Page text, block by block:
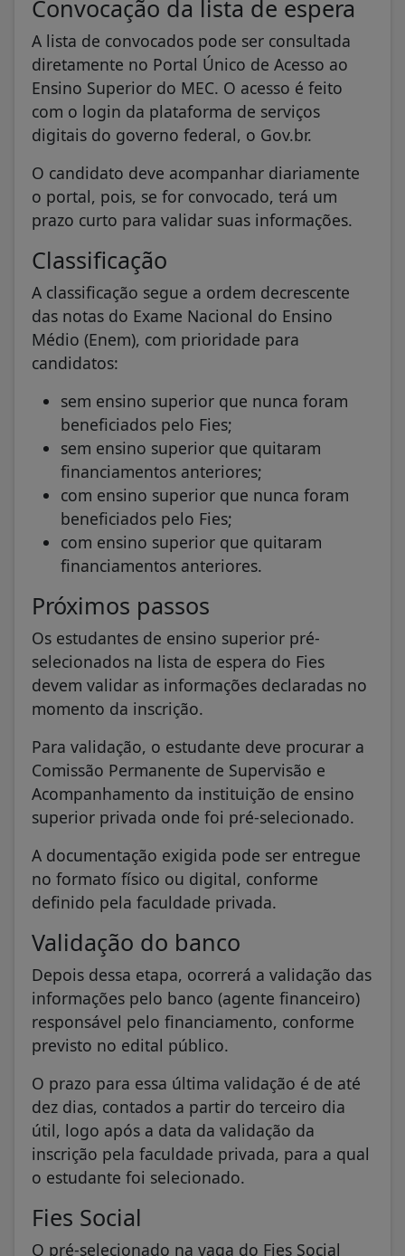
Convocação da lista de espera
A lista de convocados pode ser consultada
diretamente no Portal Único de Acesso ao
Ensino Superior do MEC. O acesso é feito
com o login da plataforma de serviços
digitais do governo federal, o Gov.br.
O candidato deve acompanhar diariamente
o portal, pois, se for convocado, terá um
prazo curto para validar suas informações.
Classificação
A classificação segue a ordem decrescente
das notas do Exame Nacional do Ensino
Médio (Enem), com prioridade para
candidatos:
sem ensino superior que nunca foram
beneficiados pelo Fies;
sem ensino superior que quitaram
financiamentos anteriores;
com ensino superior que nunca foram
beneficiados pelo Fies;
com ensino superior que quitaram
financiamentos anteriores.
Próximos passos
Os estudantes de ensino superior pré-
selecionados na lista de espera do Fies
devem validar as informações declaradas no
momento da inscrição.​​
​​Para validação, o estudante deve procurar a
Comissão Permanente de Supervisão e
Acompanhamento da instituição de ensino
superior privada onde foi pré-selecionado.
A documentação exigida pode ser entregue
no formato físico ou digital, conforme
definido pela faculdade privada.
Validação do banco
Depois dessa etapa, ocorrerá a validação das
informações pelo banco (agente financeiro)
responsável pelo financiamento, conforme
previsto no edital público.
O prazo para essa última validação é de até
dez dias, contados a partir do terceiro dia
útil, logo após a data da validação da
inscrição pela faculdade privada, para a qual
o estudante foi selecionado.
Fies Social
O pré-selecionado na vaga do Fies Social